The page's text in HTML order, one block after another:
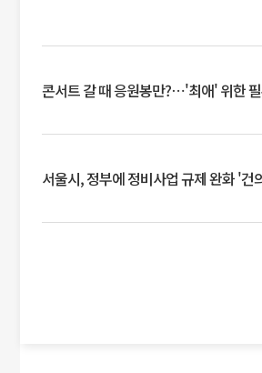
콘서트 갈 때 응원봉만?⋯'최애' 위한
서울시, 정부에 정비사업 규제 완화 '